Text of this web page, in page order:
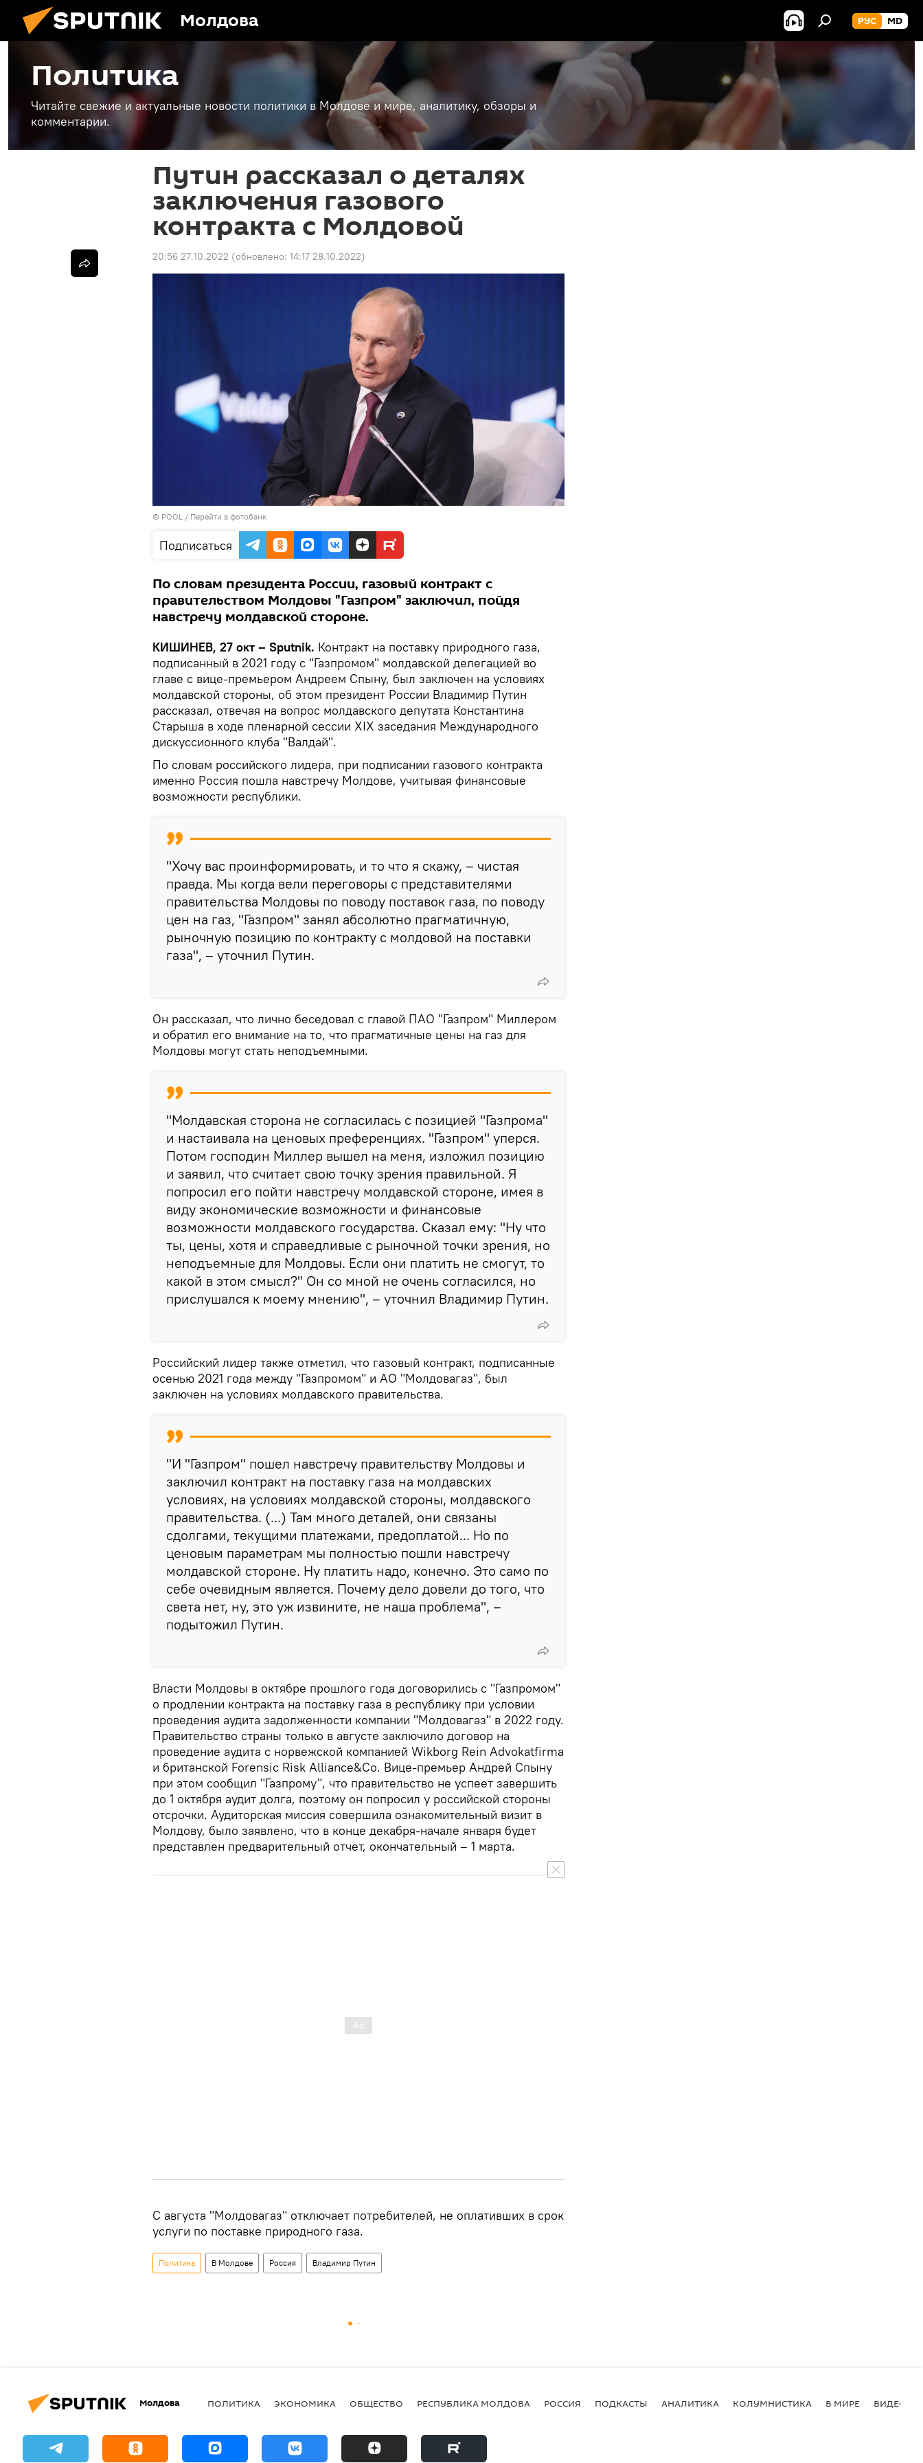
Молдова РУС MD
Политика
Читайте свежие и актуальные новости политики в Молдове и мире, аналитику, обзоры и
комментарии.
Путин рассказал о деталях
заключения газового
контракта с Молдовой
20:56 27.10.2022 (обновлено: 14:17 28.10.2022)
© POOL / Перейти в фотобанк
Подписаться
По словам президента России, газовый контракт с
правительством Молдовы "Газпром" заключил, пойдя
навстречу молдавской стороне.
КИШИНЕВ, 27 окт – Sputnik. Контракт на поставку природного газа,
подписанный в 2021 году с "Газпромом" молдавской делегацией во
главе с вице-премьером Андреем Спыну, был заключен на условиях
молдавской стороны, об этом президент России Владимир Путин
рассказал, отвечая на вопрос молдавского депутата Константина
Старыша в ходе пленарной сессии XIX заседания Международного
дискуссионного клуба "Валдай".
По словам российского лидера, при подписании газового контракта
именно Россия пошла навстречу Молдове, учитывая финансовые
возможности республики.
"Хочу вас проинформировать, и то что я скажу, – чистая
правда. Мы когда вели переговоры с представителями
правительства Молдовы по поводу поставок газа, по поводу
цен на газ, "Газпром" занял абсолютно прагматичную,
рыночную позицию по контракту с молдовой на поставки
газа", – уточнил Путин.
Он рассказал, что лично беседовал с главой ПАО "Газпром" Миллером
и обратил его внимание на то, что прагматичные цены на газ для
Молдовы могут стать неподъемными.
"Молдавская сторона не согласилась с позицией "Газпрома"
и настаивала на ценовых преференциях. "Газпром" уперся.
Потом господин Миллер вышел на меня, изложил позицию
и заявил, что считает свою точку зрения правильной. Я
попросил его пойти навстречу молдавской стороне, имея в
виду экономические возможности и финансовые
возможности молдавского государства. Сказал ему: "Ну что
ты, цены, хотя и справедливые с рыночной точки зрения, но
неподъемные для Молдовы. Если они платить не смогут, то
какой в этом смысл?" Он со мной не очень согласился, но
прислушался к моему мнению", – уточнил Владимир Путин.
Российский лидер также отметил, что газовый контракт, подписанные
осенью 2021 года между "Газпромом" и АО "Молдовагаз", был
заключен на условиях молдавского правительства.
"И "Газпром" пошел навстречу правительству Молдовы и
заключил контракт на поставку газа на молдавских
условиях, на условиях молдавской стороны, молдавского
правительства. (...) Там много деталей, они связаны
сдолгами, текущими платежами, предоплатой... Но по
ценовым параметрам мы полностью пошли навстречу
молдавской стороне. Ну платить надо, конечно. Это само по
себе очевидным является. Почему дело довели до того, что
света нет, ну, это уж извините, не наша проблема", –
подытожил Путин.
Власти Молдовы в октябре прошлого года договорились с "Газпромом"
о продлении контракта на поставку газа в республику при условии
проведения аудита задолженности компании "Молдовагаз" в 2022 году.
Правительство страны только в августе заключило договор на
проведение аудита с норвежской компанией Wikborg Rein Advokatfirma
и британской Forensic Risk Alliance&Co. Вице-премьер Андрей Спыну
при этом сообщил "Газпрому", что правительство не успеет завершить
до 1 октября аудит долга, поэтому он попросил у российской стороны
отсрочки. Аудиторская миссия совершила ознакомительный визит в
Молдову, было заявлено, что в конце декабря-начале января будет
представлен предварительный отчет, окончательный – 1 марта.
С августа "Молдовагаз" отключает потребителей, не оплативших в срок
услуги по поставке природного газа.
Политика В Молдове Россия Владимир Путин
Молдова ПОЛИТИКА ЭКОНОМИКА ОБЩЕСТВО РЕСПУБЛИКА МОЛДОВА РОССИЯ ПОДКАСТЫ АНАЛИТИКА КОЛУМНИСТИКА В МИРЕ ВИДЕО